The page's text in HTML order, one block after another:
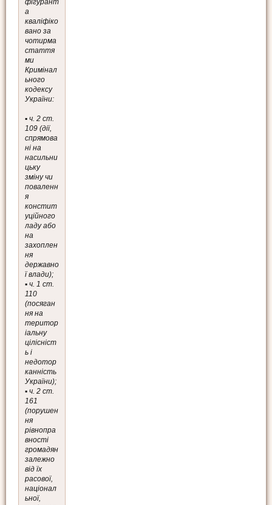
а
кваліфіко
вано за
чотирма
стаття
ми
Кримінал
ьного
кодексу
України:
▪️ ч. 2 ст.
109 (дії,
спрямова
ні на
насильни
цьку
зміну чи
поваленн
я
констит
уційного
ладу або
на
захоплен
ня
державно
ї влади);
▪️ ч. 1 ст.
110
(посяган
ня на
територ
іальну
цілісніст
ь і
недотор
канність
України);
▪️ ч. 2 ст.
161
(порушен
ня
рівнопра
вності
громадян
залежно
від їх
расової,
націонал
ьної,